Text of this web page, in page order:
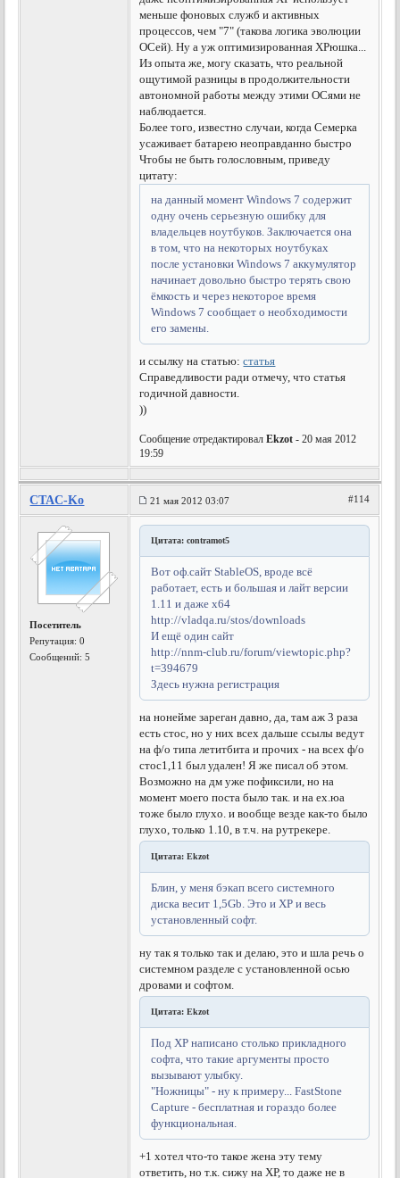
меньше фоновых служб и активных
процессов, чем "7" (такова логика эволюции
ОСей). Ну а уж оптимизированная ХРюшка...
Из опыта же, могу сказать, что реальной
ощутимой разницы в продолжительности
автономной работы между этими ОСями не
наблюдается.
Более того, известно случаи, когда Семерка
усаживает батарею неоправданно быстро
Чтобы не быть голословным, приведу
цитату:
на данный момент Windows 7 содержит
одну очень серьезную ошибку для
владельцев ноутбуков. Заключается она
в том, что на некоторых ноутбуках
после установки Windows 7 аккумулятор
начинает довольно быстро терять свою
ёмкость и через некоторое время
Windows 7 сообщает о необходимости
его замены.
и ссылку на статью:статья
Справедливости ради отмечу, что статья
годичной давности.
))
Сообщение отредактировалEkzot - 20 мая 2012
19:59
CTAC-Ko 21 мая 2012 03:07 #114
Посетитель
Репутация:0
Сообщений: 5
Цитата: contramot5
Вот оф.сайт StableOS, вроде всё
работает, есть и большая и лайт версии
1.11 и даже х64
http://vladqa.ru/stos/downloads
И ещё один сайт
http://nnm-club.ru/forum/viewtopic.php?
t=394679
Здесь нужна регистрация
на нонейме зареган давно, да, там аж 3 раза
есть стос, но у них всех дальше ссылы ведут
на ф/о типа летитбита и прочих - на всех ф/о
стос1,11 был удален! Я же писал об этом.
Возможно на дм уже пофиксили, но на
момент моего поста было так. и на ех.юа
тоже было глухо. и вообще везде как-то было
глухо, только 1.10, в т.ч. на рутрекере.
Цитата: Ekzot
Блин, у меня бэкап всего системного
диска весит 1,5Gb. Это и ХР и весь
установленный софт.
ну так я только так и делаю, это и шла речь о
системном разделе с установленной осью
дровами и софтом.
Цитата: Ekzot
Под ХР написано столько прикладного
софта, что такие аргументы просто
вызывают улыбку.
"Ножницы" - ну к примеру... FastStone
Capture - бесплатная и гораздо более
функциональная.
+1 хотел что-то такое жена эту тему
ответить, но т.к. сижу на ХР, то даже не в